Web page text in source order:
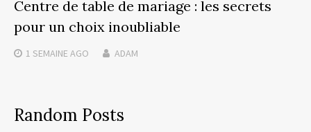
Centre de table de mariage : les secrets
pour un choix inoubliable
1 SEMAINE AGO ADAM
Random Posts